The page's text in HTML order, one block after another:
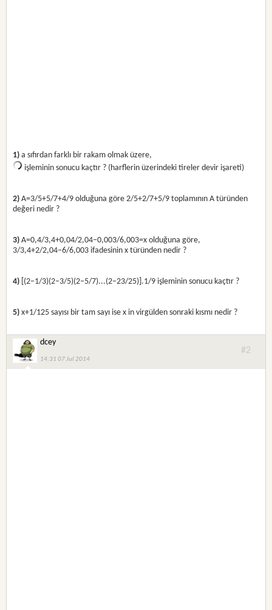
1) a sıfırdan farklı bir rakam olmak üzere,
işleminin sonucu kaçtır ? (harflerin üzerindeki tireler devir işareti)
2) A=3/5+5/7+4/9 olduğuna göre 2/5+2/7+5/9 toplamının A türünden
değeri nedir ?
3)A=0,4/3,4+0,04/2,04−0,003/6,003=x olduğuna göre,
3/3,4+2/2,04−6/6,003 ifadesinin x türünden nedir ?
4) [(2−1/3)(2−3/5)(2−5/7)...(2−23/25)].1/9 işleminin sonucu kaçtır ?
5) x+1/125 sayısı bir tam sayı ise x in virgülden sonraki kısmı nedir ?
dcey
14:31 07 Jul 2014
#2